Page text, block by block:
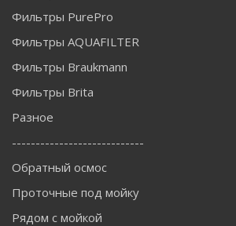
Фильтры PurePro
Фильтры AQUAFILTER
Фильтры Braukmann
Фильтры Brita
Разное
----------------------------
Обратный осмос
Проточные под мойку
Рядом с мойкой